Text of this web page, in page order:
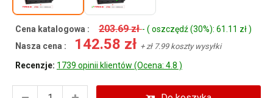
Cena katalogowa : 203.69 zł- ( oszczędź (30%): 61.11 zł )
Nasza cena :
142.58 zł + zł 7.99 koszty wysyłki
Recenzje: 1739 opinii klientów (Ocena: 4.8 )